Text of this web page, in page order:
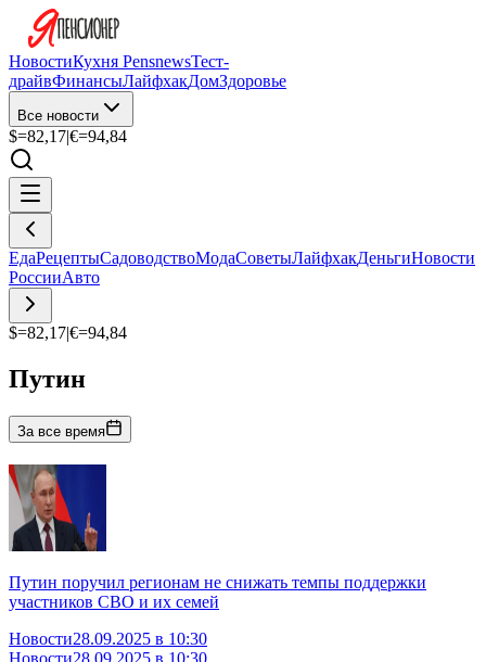
НовостиКухня PensnewsТест-
драйвФинансыЛайфхакДомЗдоровье
Все новости
$=82,17|€=94,84
ЕдаРецептыСадоводствоМодаСоветыЛайфхакДеньгиНовости
РоссииАвто
$=82,17|€=94,84
Путин
За все время
Путин поручил регионам не снижать темпы поддержки
участников СВО и их семей
Новости28.09.2025 в 10:30
Новости28.09.2025 в 10:30